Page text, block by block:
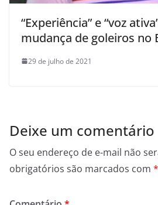
“Experiência” e “voz
mudança de goleiros no
29 de julho de 2021
Deixe um comentário
O seu endereço de e-mail não
obrigatórios são marcados com *